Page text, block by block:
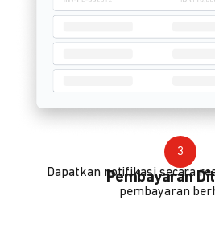
3
Pembayaran
Dapatkan notifikasi secara
pembayaran